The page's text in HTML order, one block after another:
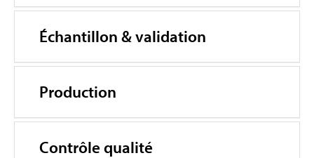
Échantillon & validation
Production
Contrôle qualité